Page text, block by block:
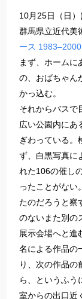
10月25日（日）
群馬県立近代美
ース
まず、ホームに
の、おばちゃん
かっ込む。
それからバスで
広い公園内にあ
ぎわっている。
ず、白黒写真に
れた106の催し
ったことがない
たのだろうと察
のないまた別の
展示会場へと進
名による作品の
り、次の作品の
ら、というふう
室からの出口近